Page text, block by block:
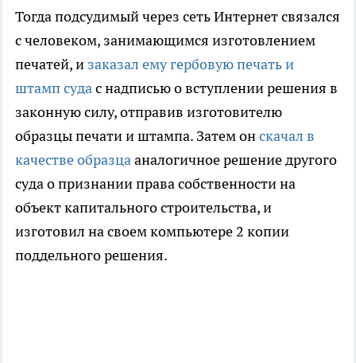
Тогда подсудимый через сеть Интернет связался
с человеком, занимающимся изготовлением
печатей, и заказал ему гербовую печать и
штамп судас надписью о вступлении решения в
законную силу, отправив изготовителю
образцы печати и штампа. Затем онскачал в
качестве образцааналогичное решение другого
суда о признании права собственности на
объект капитального строительства, и
изготовил на своем компьютере 2 копии
поддельного решения.